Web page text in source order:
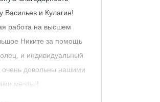
Васильев и Кулагин!
работа на высшем
Никите за помощь
и индивидуальный
очень довольны нашими
мечты !